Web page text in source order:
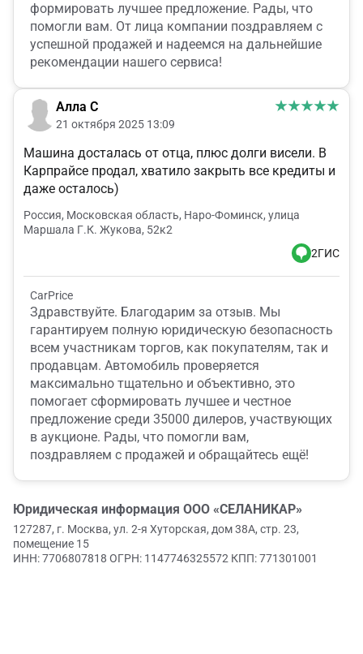
формировать лучшее предложение. Рады, что
помогли вам. От лица компании поздравляем с
успешной продажей и надеемся на дальнейшие
рекомендации нашего сервиса!
Алла C
21 октября 2025 13:09
Машина досталась от отца, плюс долги висели. В
Карпрайсе продал, хватило закрыть все кредиты и
даже осталось)
Россия, Московская область, Наро-Фоминск, улица
Маршала Г.К. Жукова, 52к2
2ГИС
CarPrice
Здравствуйте. Благодарим за отзыв. Мы
гарантируем полную юридическую безопасность
всем участникам торгов, как покупателям, так и
продавцам. Автомобиль проверяется
максимально тщательно и объективно, это
помогает сформировать лучшее и честное
предложение среди 35000 дилеров, участвующих
в аукционе. Рады, что помогли вам,
поздравляем с продажей и обращайтесь ещё!
Юридическая информация ООО «СЕЛАНИКАР»
127287, г. Москва, ул. 2-я Хуторская, дом 38А, стр. 23,
помещение 15
ИНН: 7706807818 ОГРН: 1147746325572 КПП: 771301001